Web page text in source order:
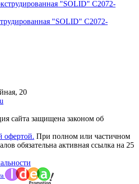
"SOLID" С2072-
20
сайта защищена законом об
офертой. При полном или частичном
обязательна активная ссылка на 25